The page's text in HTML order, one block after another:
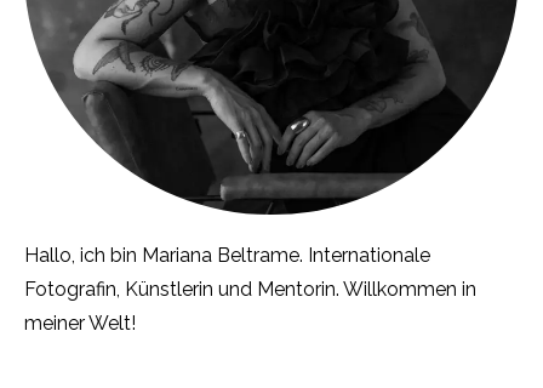
Hallo, ich bin Mariana Beltrame. Internationale
Fotografin, Künstlerin und Mentorin. Willkommen in
meiner Welt!